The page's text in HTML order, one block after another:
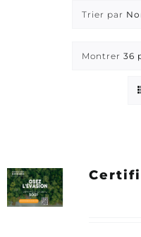
Trier par
Montrer 36